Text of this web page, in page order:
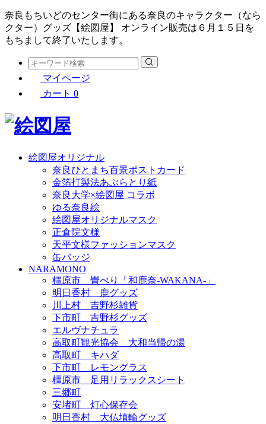
奈良もちいどのセンター街にある奈良のキャラクター（なら
クター）グッズ【絵図屋】 オンライン販売は６月１５日を
もちまして終了いたします。
マイページ
カート 0
絵図屋オリジナル
奈良ひとまち百景ポストカード
金箔打製法あぶらとり紙
奈良大学×絵図屋 コラボ
ゆる奈良絵
絵図屋オリジナルマスク
正倉院文様
天平文様ファッションマスク
缶バッジ
NARAMONO
橿原市 畳べり「和鹿奈-WAKANA-」
明日香村 鹿グッズ
川上村 吉野杉雑貨
下市町 吉野杉グッズ
エルヴナチュラ
高取町観光協会 大和当帰の湯
高取町 キハダ
下市町 レモングラス
橿原市 足用リラックスシート
三郷町
安堵町 灯心保存会
明日香村 大仏埴輪グッズ